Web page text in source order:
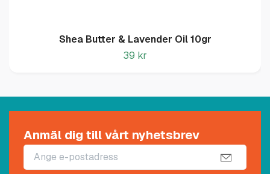
Shea Butter & Lavender Oil 10gr
39 kr
Anmäl dig till vårt nyhetsbrev